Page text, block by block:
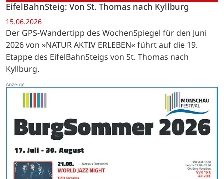
EifelBahnSteig: Von St. Thomas nach Kyllburg
15.06.2026
Der GPS-Wandertipp des WochenSpiegel für den Juni
2026 von »NATUR AKTIV ERLEBEN« führt auf die 19.
Etappe des EifelBahnSteigs von St. Thomas nach
Kyllburg.